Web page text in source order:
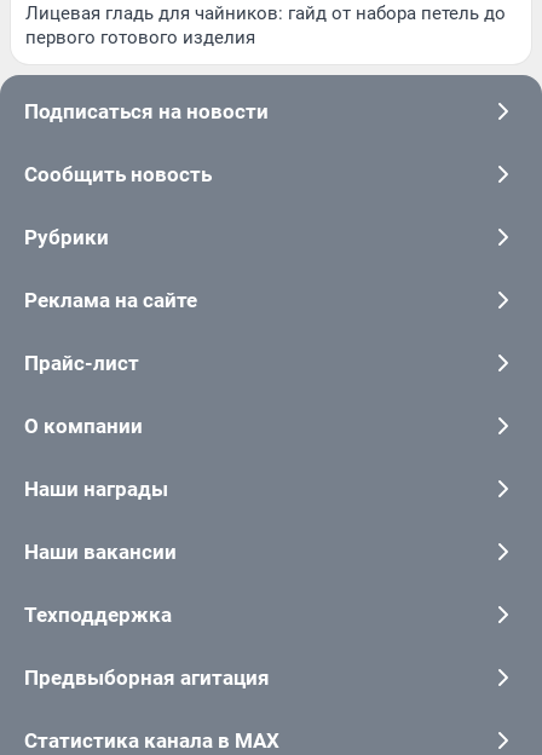
Лицевая гладь для чайников: гайд от набора петель до
первого готового изделия
Подписаться на новости
Сообщить новость
Рубрики
Реклама на сайте
Прайс-лист
О компании
Наши награды
Наши вакансии
Техподдержка
Предвыборная агитация
Статистика канала в MAX